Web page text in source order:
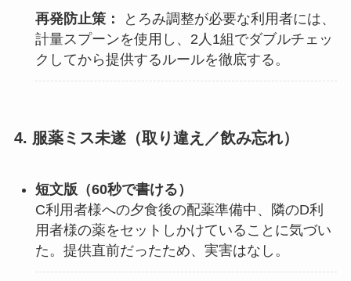
再発防止策：
とろみ調整が必要な利用者には、
計量スプーンを使用し、2人1組でダブルチェッ
クしてから提供するルールを徹底する。
4. 服薬ミス未遂（取り違え／飲み忘れ）
短文版（60秒で書ける）
C利用者様への夕食後の配薬準備中、隣のD利
用者様の薬をセットしかけていることに気づい
た。提供直前だったため、実害はなし。